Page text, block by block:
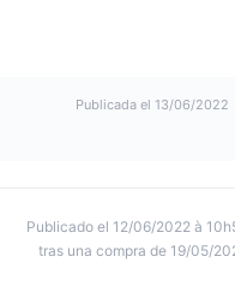
Publicada el 13/06/2022
Publicado el 12/06/2022 à
tras una compra de 19/05/